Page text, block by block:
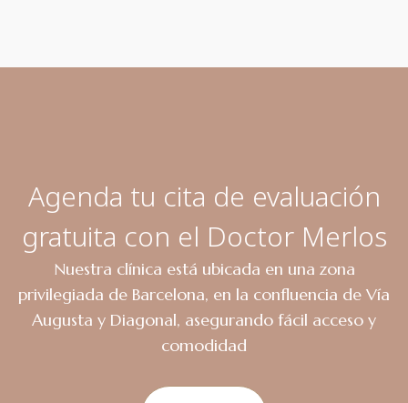
Agenda tu cita de evaluación
gratuita con el Doctor Merlos
Nuestra clínica está ubicada en una zona
privilegiada de Barcelona, en la confluencia de Vía
Augusta y Diagonal, asegurando fácil acceso y
comodidad